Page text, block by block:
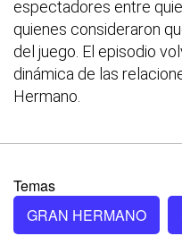
espectadores entre
quienes consideraron
del juego. El episodio
dinámica de las
Hermano.
Temas
GRAN HERMANO